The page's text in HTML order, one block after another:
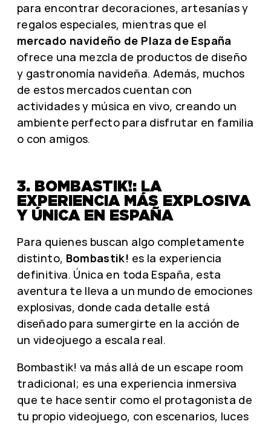
para encontrar decoraciones, artesanías y
regalos especiales, mientras que el
mercado navideño de Plaza de España
ofrece una mezcla de productos de diseño
y gastronomía navideña. Además, muchos
de estos mercados cuentan con
actividades y música en vivo, creando un
ambiente perfecto para disfrutar en familia
o con amigos.
3. BOMBASTIK!: LA
EXPERIENCIA MÁS EXPLOSIVA
Y ÚNICA EN ESPAÑA
Para quienes buscan algo completamente
distinto, Bombastik! es la experiencia
definitiva. Única en toda España, esta
aventura te lleva a un mundo de emociones
explosivas, donde cada detalle está
diseñado para sumergirte en la acción de
un videojuego a escala real.
Bombastik! va más allá de un escape room
tradicional; es una experiencia inmersiva
que te hace sentir como el protagonista de
tu propio videojuego, con escenarios, luces